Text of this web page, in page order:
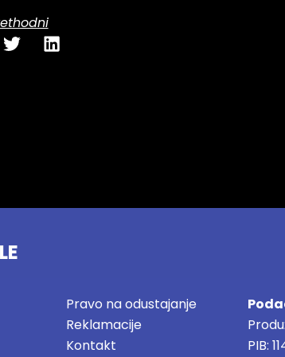
Pravo na odustajanje
Reklamacije
Kontakt
PIB: